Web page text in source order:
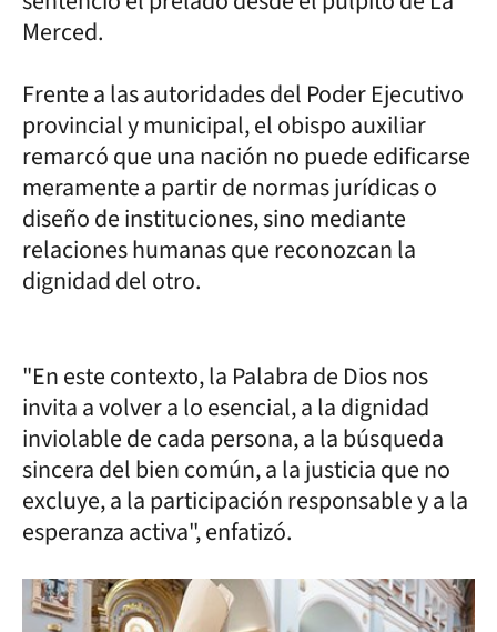
Merced.
Frente a las autoridades del Poder Ejecutivo
provincial y municipal, el obispo auxiliar
remarcó que una nación no puede edificarse
meramente a partir de normas jurídicas o
diseño de instituciones, sino mediante
relaciones humanas que reconozcan la
dignidad del otro.
"En este contexto, la Palabra de Dios nos
invita a volver a lo esencial, a la dignidad
inviolable de cada persona, a la búsqueda
sincera del bien común, a la justicia que no
excluye, a la participación responsable y a la
esperanza activa", enfatizó.